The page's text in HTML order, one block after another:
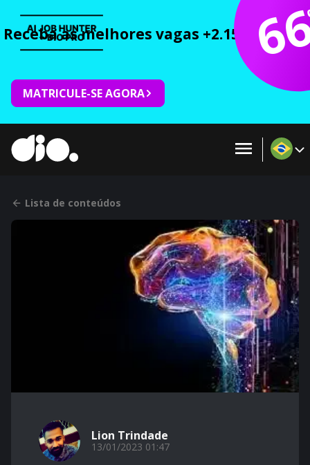
Receba as melhores vagas +2.150 cursos
MATRICULE-SE AGORA
Lista de conteúdos
Lion Trindade
13/01/2023 01:47